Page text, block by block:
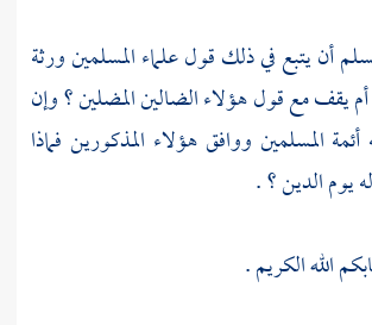
أن يتبع في ذلك قول علماء المسلمين ورثة
أم يقف مع قول هؤلاء الضالين المضلين ؟ وإن
المسلمين ووافق هؤلاء المذكورين فماذا
يوم الدين ؟ .
الله الكريم .